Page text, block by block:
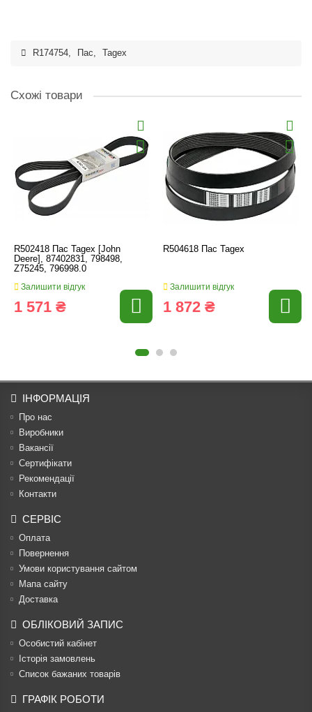
R174754, Пас, Tagex
Схожі товари
R502418 Пас Tagex [John
Deere], 87402831, 798498,
Z75245, 796998.0
Залишити відгук
1 571 ₴
R504618 Пас Tagex
Залишити відгук
1 872 ₴
ІНФОРМАЦІЯ
Про нас
Виробники
Вакансії
Сертифікати
Рекомендації
Контакти
СЕРВІС
Оплата
Повернення
Умови користування сайтом
Мапа сайту
Доставка
ОБЛІКОВИЙ ЗАПИС
Особистий кабінет
Історія замовлень
Список бажаних товарів
ГРАФІК РОБОТИ